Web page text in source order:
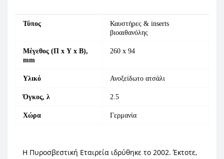
Τύπος
Καυστήρες & inserts
βιοαιθανόλης
Μέγεθος (Π x Υ x Β),
mm
260 x 94
Υλικό Ανοξείδωτο ατσάλι
Όγκος, λ 2.5
Χώρα Γερμανία
Η Πυροσβεστική Εταιρεία ιδρύθηκε το 2002. Έκτοτε,